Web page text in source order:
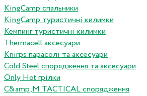
KingCamp спальники
KingCamp туристичні килимки
Кемпинг туристичні килимки
Thermacell аксесуари
Knirps парасолі та аксесуари
Cold Steel спорядження та аксесуари
Only Hot грілки
C&amp;M TACTICAL спорядження